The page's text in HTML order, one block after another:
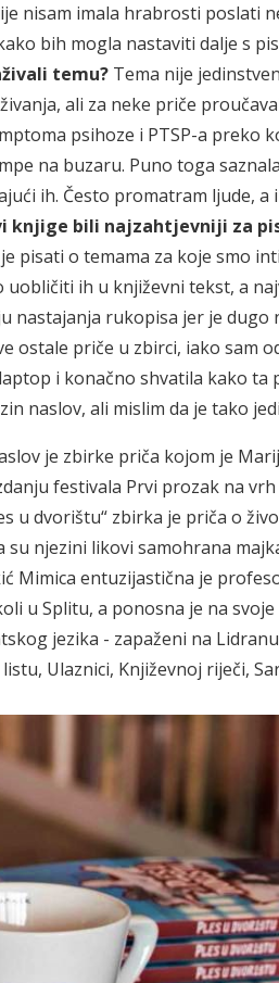
nisam imala hrabrosti poslati
bih mogla nastaviti dalje s
temu? Tema nije
ali za neke priče
psihoze i PTSP-a preko
na buzaru. Puno toga
ih. Često promatram ljude, a
dijelovi knjige
pisati o temama za koje smo
uobličiti ih u književni tekst, a
nastajanja rukopisa jer je
ostale priče u zbirci, iako sam
i konačno shvatila kako
naslov, ali mislim da je tako
je zbirke priča kojom je
festivala Prvi prozak na
u dvorištu“ zbirka je priča o
su njezini likovi samohrana
Mimica entuzijastična je
u Splitu, a ponosna je na
jezika - zapaženi na
Ulaznici, Književnoj riječi,